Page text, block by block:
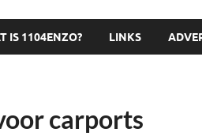
IS 1104ENZO? LINKS
carports